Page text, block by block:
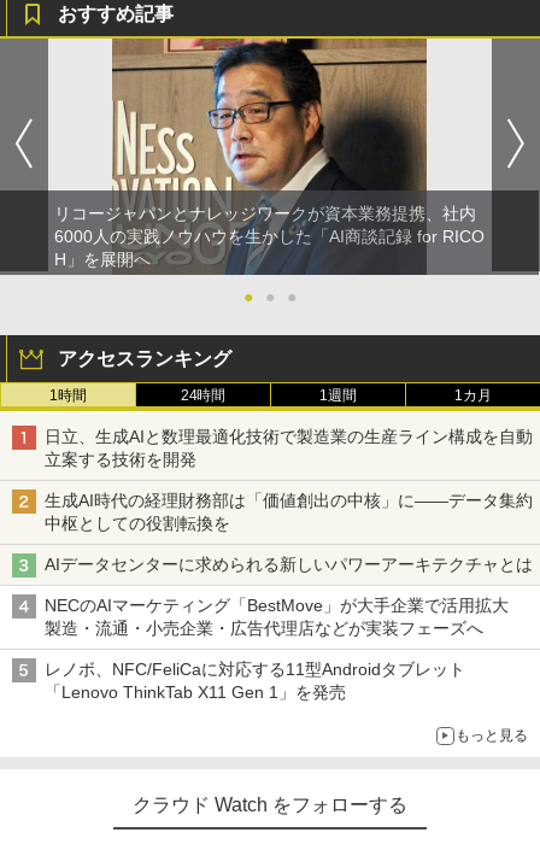
おすすめ記事
リコージャパンとナレッジワークが資本業務提携、社内
6000人の実践ノウハウを生かした「AI商談記録 for RICO
H」を展開へ
●
● ●
アクセスランキング
1時間 24時間 1週間 1カ月
日立、生成AIと数理最適化技術で製造業の生産ライン構成を自動
立案する技術を開発
生成AI時代の経理財務部は「価値創出の中核」に――データ集約
中枢としての役割転換を
AIデータセンターに求められる新しいパワーアーキテクチャとは
NECのAIマーケティング「BestMove」が大手企業で活用拡大
製造・流通・小売企業・広告代理店などが実装フェーズへ
レノボ、NFC/FeliCaに対応する11型Androidタブレット
「Lenovo ThinkTab X11 Gen 1」を発売
もっと見る
クラウド Watch をフォローする